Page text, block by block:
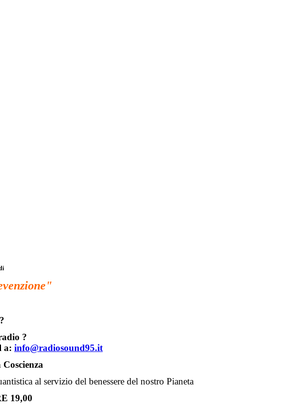
?
a: info@radiosound95.it
al servizio del benessere del nostro Pianeta
19,00